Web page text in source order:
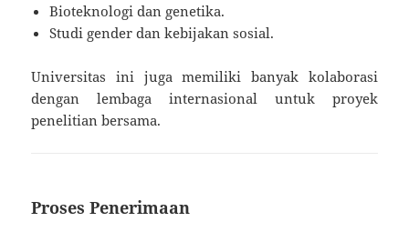
Bioteknologi dan genetika.
Studi gender dan kebijakan sosial.
Universitas ini juga memiliki banyak kolaborasi
dengan lembaga internasional untuk proyek
penelitian bersama.
Proses Penerimaan